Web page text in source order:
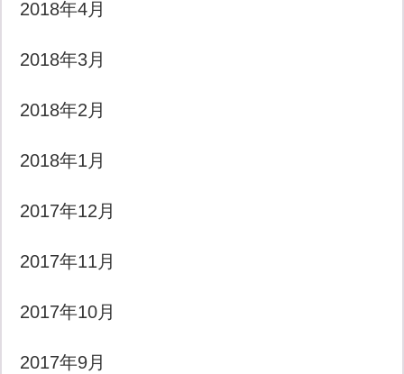
2018年4月
2018年3月
2018年2月
2018年1月
2017年12月
2017年11月
2017年10月
2017年9月